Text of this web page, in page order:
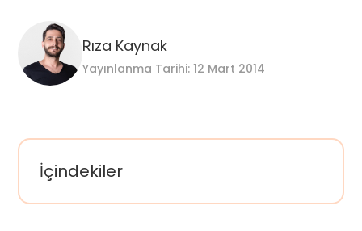
Rıza Kaynak
Yayınlanma Tarihi: 12 Mart 2014
İçindekiler